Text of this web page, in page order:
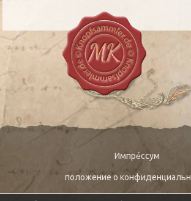
Импре́ссум
положение о